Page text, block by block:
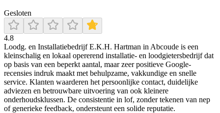
Gesloten
4.8
Loodg. en Installatiebedrijf E.K.H. Hartman in Abcoude is een
kleinschalig en lokaal opererend installatie- en loodgietersbedrijf dat
op basis van een beperkt aantal, maar zeer positieve Google-
recensies indruk maakt met behulpzame, vakkundige en snelle
service. Klanten waarderen het persoonlijke contact, duidelijke
adviezen en betrouwbare uitvoering van ook kleinere
onderhoudsklussen. De consistentie in lof, zonder tekenen van nep
of generieke feedback, ondersteunt een solide reputatie.